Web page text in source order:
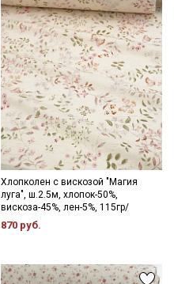
Хлопколен с вискозой "Магия
луга", ш.2.5м, хлопок-50%,
вискоза-45%, лен-5%, 115гр/
870 руб.